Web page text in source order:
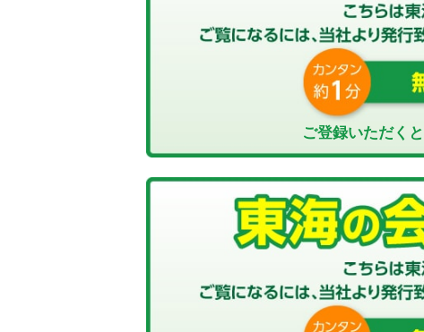
ご登録いただくと